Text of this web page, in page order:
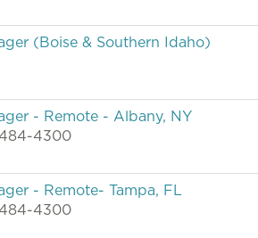
(Boise & Southern Idaho)
- Remote - Albany, NY
4300
- Remote- Tampa, FL
4300